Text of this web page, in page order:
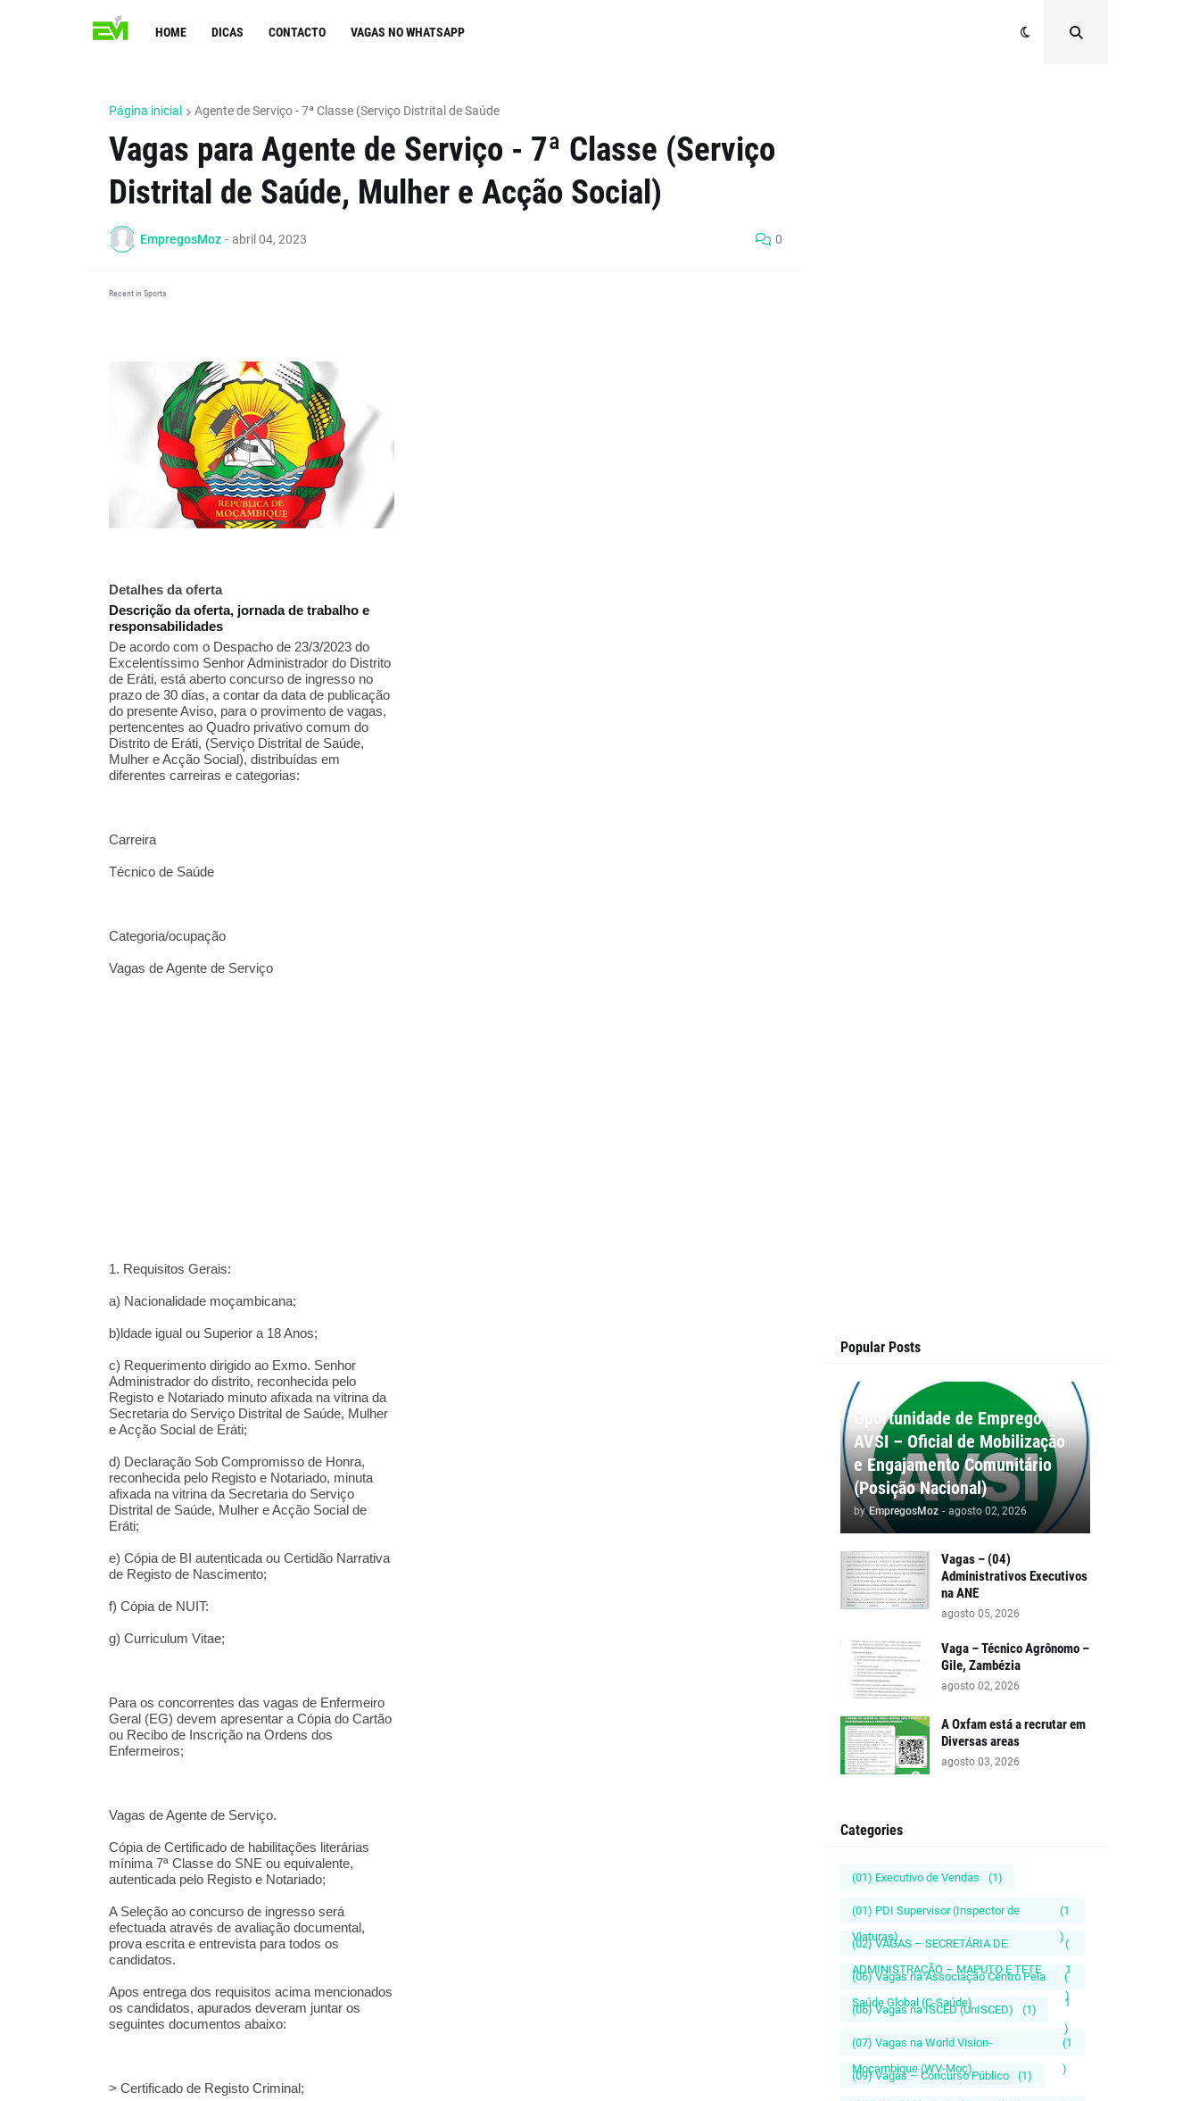
HOME DICAS CONTACTO VAGAS NO WHATSAPP
Página inicial Agente de Serviço - 7ª Classe (Serviço Distrital de Saúde
Vagas para Agente de Serviço - 7ª Classe (Serviço
Distrital de Saúde, Mulher e Acção Social)
EmpregosMoz - abril 04, 2023 0
Recent in Sports
Detalhes da oferta
Descrição da oferta, jornada de trabalho e
responsabilidades
De acordo com o Despacho de 23/3/2023 do
Excelentíssimo Senhor Administrador do Distrito
de Eráti, está aberto concurso de ingresso no
prazo de 30 dias, a contar da data de publicação
do presente Aviso, para o provimento de vagas,
pertencentes ao Quadro privativo comum do
Distrito de Eráti, (Serviço Distrital de Saúde,
Mulher e Acção Social), distribuídas em
diferentes carreiras e categorias:
Carreira
Técnico de Saúde
Categoria/ocupação
Vagas de Agente de Serviço
1. Requisitos Gerais:
a) Nacionalidade moçambicana;
b)ldade igual ou Superior a 18 Anos;
c) Requerimento dirigido ao Exmo. Senhor
Administrador do distrito, reconhecida pelo
Registo e Notariado minuto afixada na vitrina da
Secretaria do Serviço Distrital de Saúde, Mulher
e Acção Social de Eráti;
d) Declaração Sob Compromisso de Honra,
reconhecida pelo Registo e Notariado, minuta
afixada na vitrina da Secretaria do Serviço
Distrital de Saúde, Mulher e Acção Social de
Eráti;
e) Cópia de BI autenticada ou Certidão Narrativa
de Registo de Nascimento;
f) Cópia de NUIT:
g) Curriculum Vitae;
Para os concorrentes das vagas de Enfermeiro
Geral (EG) devem apresentar a Cópia do Cartão
ou Recibo de Inscrição na Ordens dos
Enfermeiros;
Vagas de Agente de Serviço.
Cópia de Certificado de habilitações literárias
mínima 7ª Classe do SNE ou equivalente,
autenticada pelo Registo e Notariado;
A Seleção ao concurso de ingresso será
efectuada através de avaliação documental,
prova escrita e entrevista para todos os
candidatos.
Apos entrega dos requisitos acima mencionados
os candidatos, apurados deveram juntar os
seguintes documentos abaixo:
> Certificado de Registo Criminal;
Popular Posts
Oportunidade de Emprego |
AVSI – Oficial de Mobilização
e Engajamento Comunitário
(Posição Nacional)
by EmpregosMoz - agosto 02, 2026
Vagas – (04)
Administrativos Executivos
na ANE
agosto 05, 2026
Vaga – Técnico Agrônomo –
Gile, Zambézia
agosto 02, 2026
A Oxfam está a recrutar em
Diversas areas
agosto 03, 2026
Categories
(01) Executivo de Vendas (1)
(01) PDI Supervisor (Inspector de
Viaturas)
(1
)
(02) VAGAS – SECRETÁRIA DE
ADMINISTRAÇÃO – MAPUTO E TETE
(
1
)
(06) Vagas na Associação Centro Pela
Saúde Global (C-Saúde)
(
1
)
(06) Vagas na ISCED (UnISCED) (1)
(07) Vagas na World Vision-
Moçambique (WV-Moç)
(1
)
(09) Vagas – Concurso Público (1)